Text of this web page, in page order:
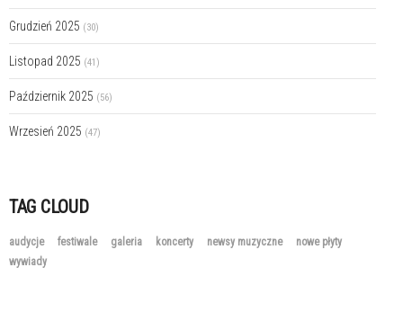
Grudzień 2025 (30)
Listopad 2025 (41)
Październik 2025 (56)
Wrzesień 2025 (47)
TAG CLOUD
audycje festiwale galeria koncerty newsy muzyczne
nowe płyty
wywiady